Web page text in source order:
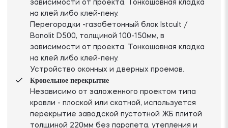
зависимости от проекта. Тонкошовная кладка
на клей либо клей-пену.
Перегородки -газобетонный блок Istcult /
Bonolit D500, толщиной 100-150мм, в
зависимости от проекта. Тонкошовная кладка
на клей либо клей-пену.
Устройство оконных и дверных проемов.
Кровельное перекрытие
Независимо от заложенного проектом типа
кровли - плоской или скатной, используется
перекрытие заводской пустотной ЖБ плитой
толщиной 220мм без парапета, утепления и